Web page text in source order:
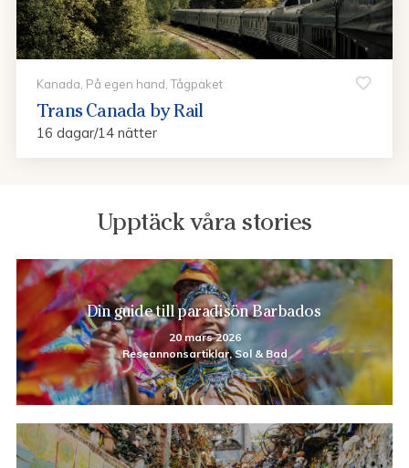
Kanada, På egen hand, Tågpaket
Trans Canada by Rail
16 dagar/14 nätter
Upptäck våra stories
Din guide till paradisön Barbados
20 mars 2026
Reseannonsartiklar, Sol & Bad